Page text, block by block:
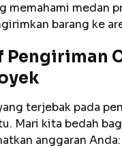
memahami medan
barang ke
Pengiriman
terjebak pada
Mari kita bedah
anggaran Anda: